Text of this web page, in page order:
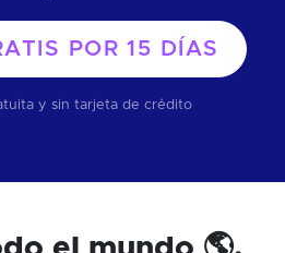
POR15 DÍAS
y sin tarjeta de crédito